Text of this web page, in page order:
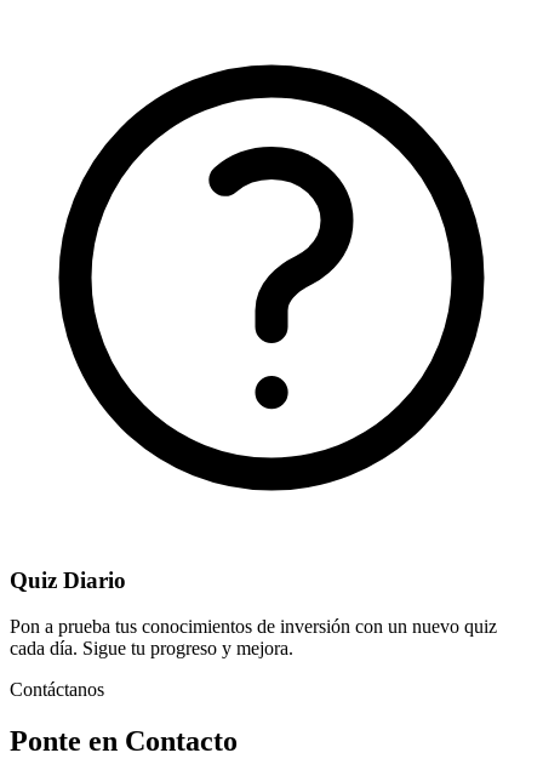
Quiz Diario
Pon a prueba tus conocimientos de inversión con un nuevo quiz
cada día. Sigue tu progreso y mejora.
Contáctanos
Ponte en Contacto